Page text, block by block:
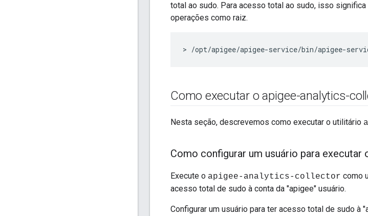
total ao sudo. Para acesso total ao sudo, isso
operações como raiz.
> /opt/apigee/apigee-service/bin/apigee-
Como executar o apigee-analytics-
Nesta seção, descrevemos como executar o utilitário
Como configurar um usuário para
Execute o apigee-analytics-collector como
acesso total de sudo à conta da "apigee" usuário.
Configurar um usuário para ter acesso total de sudo à